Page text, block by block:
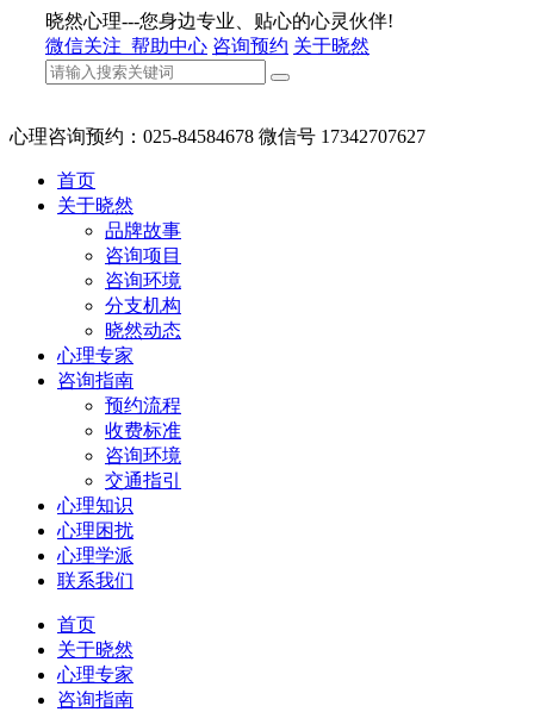
晓然心理---您身边专业、贴心的心灵伙伴!
微信关注 帮助中心 咨询预约 关于晓然
心理咨询预约：025-84584678 微信号 17342707627
首页
关于晓然
品牌故事
咨询项目
咨询环境
分支机构
晓然动态
心理专家
咨询指南
预约流程
收费标准
咨询环境
交通指引
心理知识
心理困扰
心理学派
联系我们
首页
关于晓然
心理专家
咨询指南